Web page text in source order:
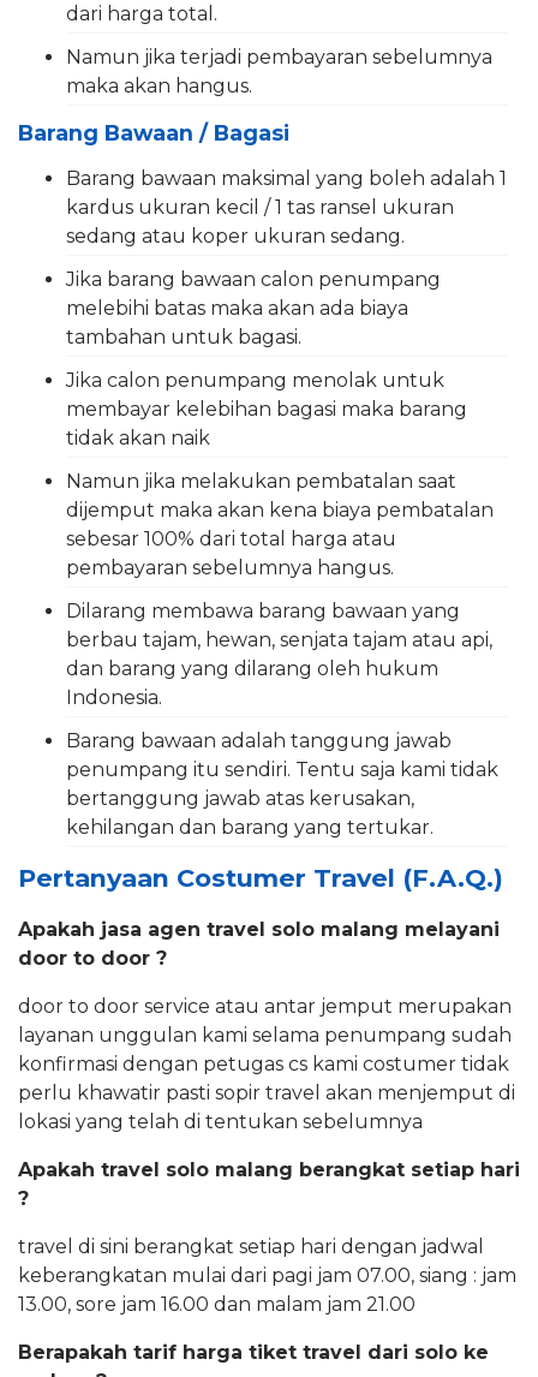
dari harga total.
Namun jika terjadi pembayaran sebelumnya
maka akan hangus.
Barang Bawaan / Bagasi
Barang bawaan maksimal yang boleh adalah 1
kardus ukuran kecil / 1 tas ransel ukuran
sedang atau koper ukuran sedang.
Jika barang bawaan calon penumpang
melebihi batas maka akan ada biaya
tambahan untuk bagasi.
Jika calon penumpang menolak untuk
membayar kelebihan bagasi maka barang
tidak akan naik
Namun jika melakukan pembatalan saat
dijemput maka akan kena biaya pembatalan
sebesar 100% dari total harga atau
pembayaran sebelumnya hangus.
Dilarang membawa barang bawaan yang
berbau tajam, hewan, senjata tajam atau api,
dan barang yang dilarang oleh hukum
Indonesia.
Barang bawaan adalah tanggung jawab
penumpang itu sendiri. Tentu saja kami tidak
bertanggung jawab atas kerusakan,
kehilangan dan barang yang tertukar.
Pertanyaan Costumer Travel (F.A.Q.)
Apakah jasa agen travel solo malang melayani
door to door ?
door to door service atau antar jemput merupakan
layanan unggulan kami selama penumpang sudah
konfirmasi dengan petugas cs kami costumer tidak
perlu khawatir pasti sopir travel akan menjemput di
lokasi yang telah di tentukan sebelumnya
Apakah travel solo malang berangkat setiap hari
?
travel di sini berangkat setiap hari dengan jadwal
keberangkatan mulai dari pagi jam 07.00, siang : jam
13.00, sore jam 16.00 dan malam jam 21.00
Berapakah tarif harga tiket travel dari solo ke